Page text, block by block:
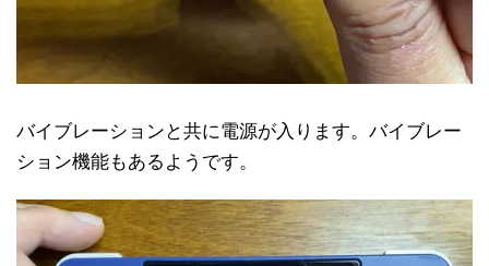
バイブレーションと共に電源が入ります。バイブレー
ション機能もあるようです。